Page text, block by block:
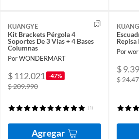
KUANGYE
Kit Brackets Pérgola 4
Soportes De 3 Vías + 4 Bases
Columnas
Por WONDERMART
$ 112.021 -47%
$ 209.990
(1)
Agregar
Repisa
Por
$
$